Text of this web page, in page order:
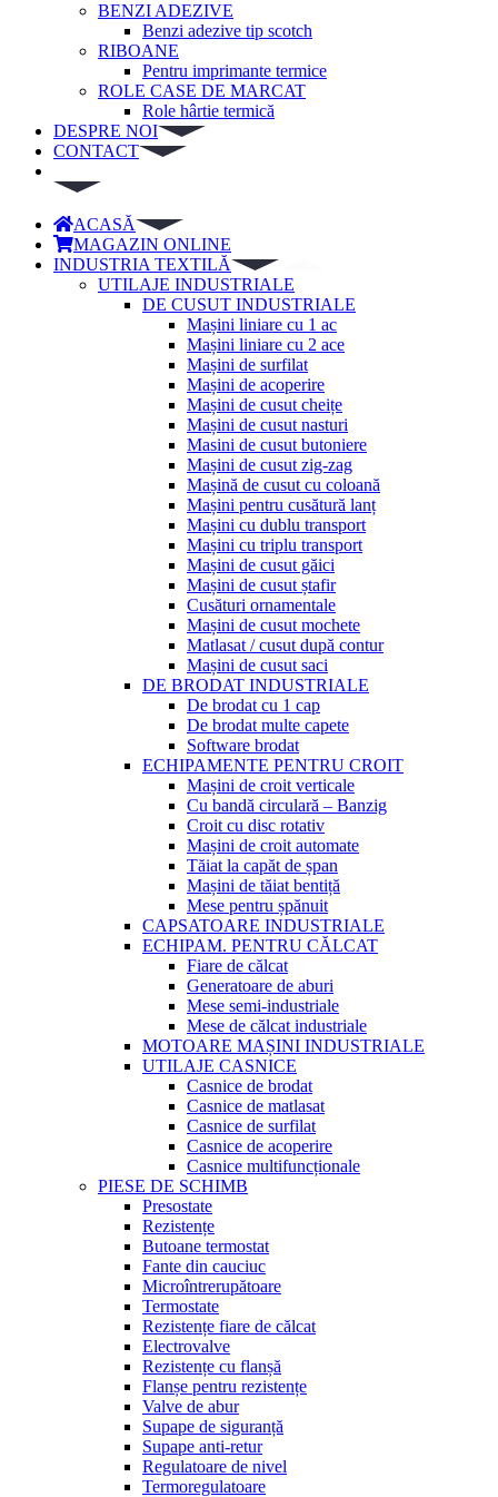
BENZI ADEZIVE
Benzi adezive tip scotch
RIBOANE
Pentru imprimante termice
ROLE CASE DE MARCAT
Role hârtie termică
DESPRE NOI
CONTACT
ACASĂ
MAGAZIN ONLINE
INDUSTRIA TEXTILĂ
UTILAJE INDUSTRIALE
DE CUSUT INDUSTRIALE
Mașini liniare cu 1 ac
Mașini liniare cu 2 ace
Mașini de surfilat
Mașini de acoperire
Mașini de cusut cheițe
Mașini de cusut nasturi
Masini de cusut butoniere
Mașini de cusut zig-zag
Mașină de cusut cu coloană
Mașini pentru cusătură lanț
Mașini cu dublu transport
Mașini cu triplu transport
Mașini de cusut găici
Mașini de cusut ștafir
Cusături ornamentale
Mașini de cusut mochete
Matlasat / cusut după contur
Mașini de cusut saci
DE BRODAT INDUSTRIALE
De brodat cu 1 cap
De brodat multe capete
Software brodat
ECHIPAMENTE PENTRU CROIT
Mașini de croit verticale
Cu bandă circulară – Banzig
Croit cu disc rotativ
Mașini de croit automate
Tăiat la capăt de șpan
Mașini de tăiat bentiță
Mese pentru șpănuit
CAPSATOARE INDUSTRIALE
ECHIPAM. PENTRU CĂLCAT
Fiare de călcat
Generatoare de aburi
Mese semi-industriale
Mese de călcat industriale
MOTOARE MAȘINI INDUSTRIALE
UTILAJE CASNICE
Casnice de brodat
Casnice de matlasat
Casnice de surfilat
Casnice de acoperire
Casnice multifuncționale
PIESE DE SCHIMB
Presostate
Rezistențe
Butoane termostat
Fante din cauciuc
Microîntrerupătoare
Termostate
Rezistențe fiare de călcat
Electrovalve
Rezistențe cu flanșă
Flanșe pentru rezistențe
Valve de abur
Supape de siguranță
Supape anti-retur
Regulatoare de nivel
Termoregulatoare